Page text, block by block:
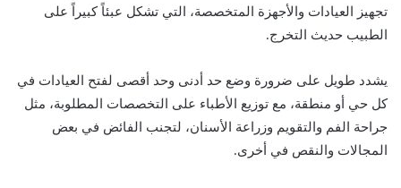
تجهيز العيادات والأجهزة المتخصصة، التي تشكل عبئاً كبيراً على
الطبيب حديث التخرج.
يشدد طويل على ضرورة وضع حد أدنى وحد أقصى لفتح العيادات في
كل حي أو منطقة، مع توزيع الأطباء على التخصصات المطلوبة، مثل
جراحة الفم والتقويم وزراعة الأسنان، لتجنب الفائض في بعض
المجالات والنقص في أخرى.